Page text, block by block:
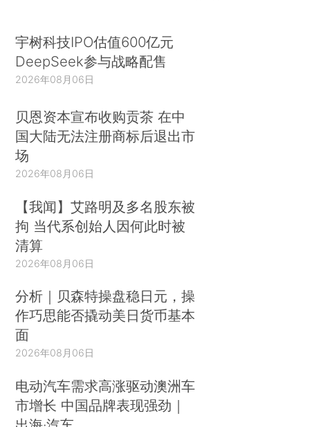
宇树科技IPO估值600亿元
DeepSeek参与战略配售
2026年08月06日
贝恩资本宣布收购贡茶 在中
国大陆无法注册商标后退出市
场
2026年08月06日
【我闻】艾路明及多名股东被
拘 当代系创始人因何此时被
清算
2026年08月06日
分析｜贝森特操盘稳日元，操
作巧思能否撬动美日货币基本
面
2026年08月06日
电动汽车需求高涨驱动澳洲车
市增长 中国品牌表现强劲｜